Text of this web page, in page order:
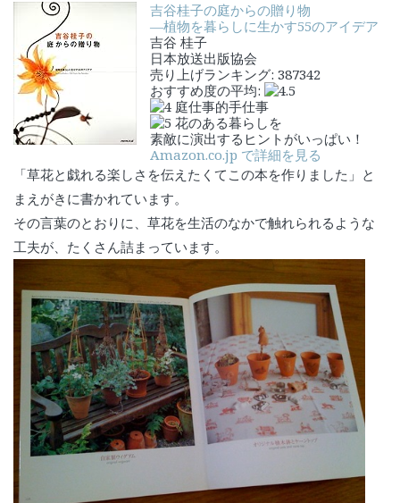
吉谷桂子の庭からの贈り物
―植物を暮らしに生かす55のアイデア
吉谷 桂子
日本放送出版協会
売り上げランキング: 387342
おすすめ度の平均:
庭仕事的手仕事
花のある暮らしを
素敵に演出するヒントがいっぱい！
Amazon.co.jp で詳細を見る
「草花と戯れる楽しさを伝えたくてこの本を作りました」と
まえがきに書かれています。
その言葉のとおりに、草花を生活のなかで触れられるような
工夫が、たくさん詰まっています。